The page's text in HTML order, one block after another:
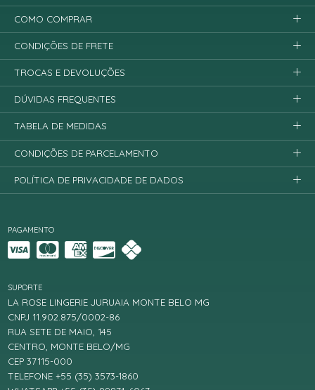
PAGAMENTO
SUPORTE
LA ROSE LINGERIE JURUAIA MONTE BELO MG
CNPJ 11.902.875/0002-86
RUA SETE DE MAIO, 145
CENTRO, MONTE BELO/MG
CEP 37115-000
TELEFONE +55 (35) 3573-1860
COMO COMPRAR
CONDIÇÕES DE FRETE
TROCAS E DEVOLUÇÕES
DÚVIDAS FREQUENTES
TABELA DE MEDIDAS
CONDIÇÕES DE PARCELAMENTO
POLÍTICA DE PRIVACIDADE DE DADOS